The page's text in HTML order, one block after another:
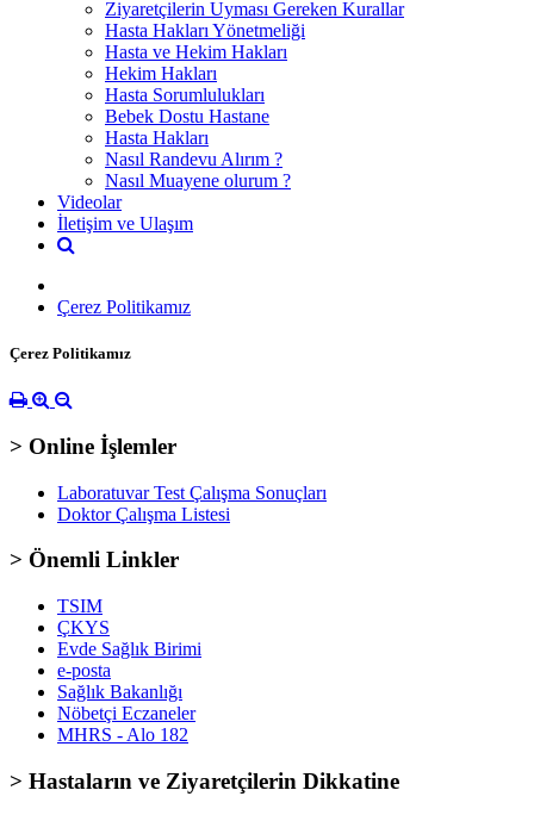
Ziyaretçilerin Uyması Gereken Kurallar
Hasta Hakları Yönetmeliği
Hasta ve Hekim Hakları
Hekim Hakları
Hasta Sorumlulukları
Bebek Dostu Hastane
Hasta Hakları
Nasıl Randevu Alırım ?
Nasıl Muayene olurum ?
Videolar
İletişim ve Ulaşım
Çerez Politikamız
Çerez Politikamız
> Online İşlemler
Laboratuvar Test Çalışma Sonuçları
Doktor Çalışma Listesi
> Önemli Linkler
TSIM
ÇKYS
Evde Sağlık Birimi
e-posta
Sağlık Bakanlığı
Nöbetçi Eczaneler
MHRS - Alo 182
> Hastaların ve Ziyaretçilerin Dikkatine